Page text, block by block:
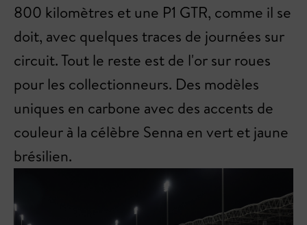
800 kilomètres et une P1 GTR, comme il se
doit, avec quelques traces de journées sur
circuit. Tout le reste est de l'or sur roues
pour les collectionneurs. Des modèles
uniques en carbone avec des accents de
couleur à la célèbre Senna en vert et jaune
brésilien.